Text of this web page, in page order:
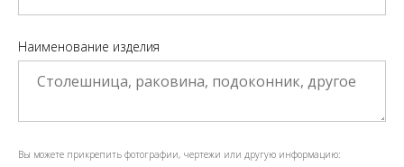
Наименование изделия
Вы можете прикрепить фотографии, чертежи или другую информацию: